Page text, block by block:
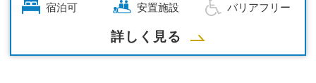
宿泊可 安置施設 バリアフリー
詳しく見る